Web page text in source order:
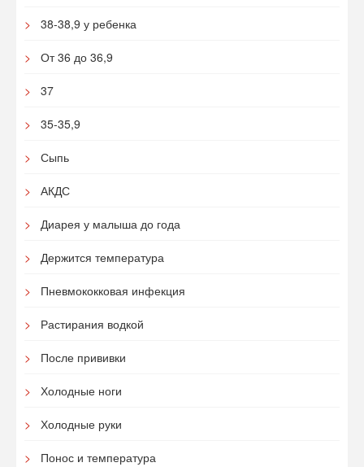
38-38,9 у ребенка
От 36 до 36,9
37
35-35,9
Сыпь
АКДС
Диарея у малыша до года
Держится температура
Пневмококковая инфекция
Растирания водкой
После прививки
Холодные ноги
Холодные руки
Понос и температура